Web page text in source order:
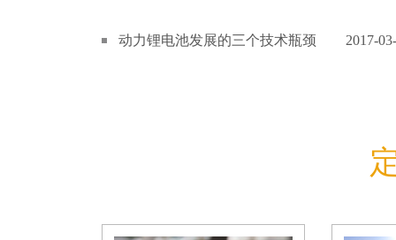
动力锂电池发展的三个技术瓶颈 2017-